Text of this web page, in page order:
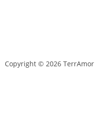
Copyright © 2026 TerrAmor